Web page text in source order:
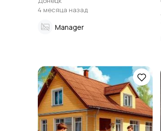
4 месяца назад
Manager